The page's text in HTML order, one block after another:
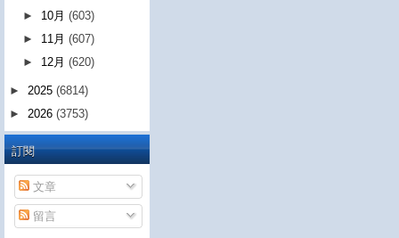
► 10月(603)
► 11月(607)
► 12月(620)
► 2025 (6814)
► 2026 (3753)
訂閱
文章
留言